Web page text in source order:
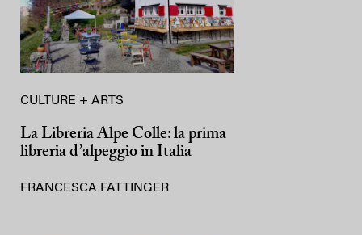
CULTURE + ARTS
La Libreria Alpe Colle: la prima
libreria d’alpeggio in Italia
FRANCESCA FATTINGER